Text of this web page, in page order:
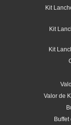
Kit
Kit
Kit
Valor de